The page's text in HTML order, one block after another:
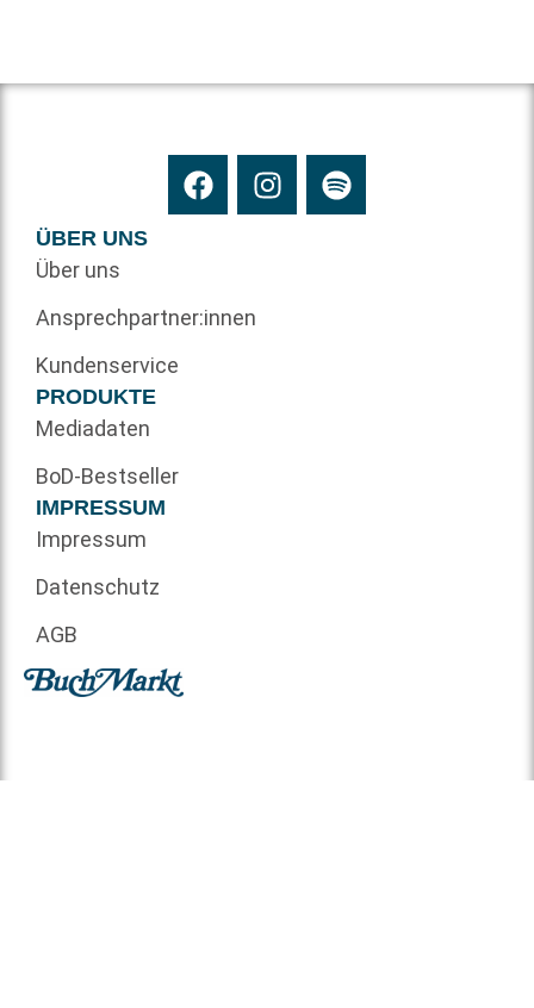
ÜBER UNS
Über uns
Ansprechpartner:innen
Kundenservice
PRODUKTE
Mediadaten
BoD-Bestseller
IMPRESSUM
Impressum
Datenschutz
AGB